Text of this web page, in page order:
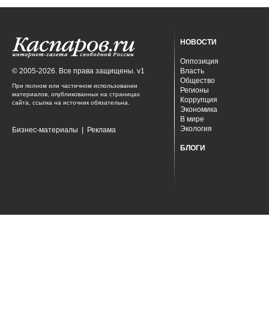
© 2005-2026. Все права защищены. v1
При полном или частичном использовании
материалов, опубликованных на страницах
сайта, ссылка на источник обязательна.
Бизнес-материалы Реклама
НОВОСТИ
Оппозиция
Власть
Общество
Регионы
Коррупция
Экономика
В мире
Экология
БЛОГИ